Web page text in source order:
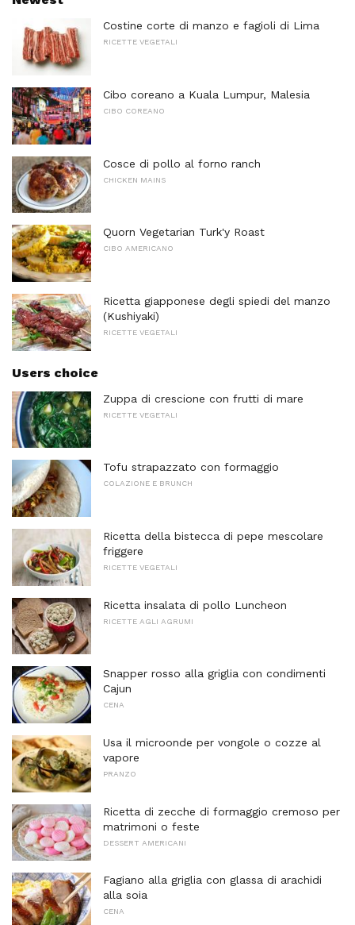
Costine corte di manzo e fagioli di Lima
RICETTE VEGETALI
Cibo coreano a Kuala Lumpur, Malesia
CIBO COREANO
Cosce di pollo al forno ranch
CHICKEN MAINS
Quorn Vegetarian Turk'y Roast
CIBO AMERICANO
Ricetta giapponese degli spiedi del manzo
(Kushiyaki)
RICETTE VEGETALI
Users choice
Zuppa di crescione con frutti di mare
RICETTE VEGETALI
Tofu strapazzato con formaggio
COLAZIONE E BRUNCH
Ricetta della bistecca di pepe mescolare
friggere
RICETTE VEGETALI
Ricetta insalata di pollo Luncheon
RICETTE AGLI AGRUMI
Snapper rosso alla griglia con condimenti
Cajun
CENA
Usa il microonde per vongole o cozze al
vapore
PRANZO
Ricetta di zecche di formaggio cremoso per
matrimoni o feste
DESSERT AMERICANI
Fagiano alla griglia con glassa di arachidi
alla soia
CENA